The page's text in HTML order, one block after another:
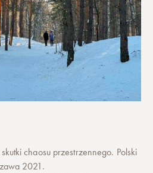
chaosu przestrzennego. Polski
2021.